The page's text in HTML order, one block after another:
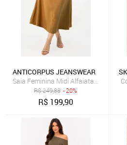
ANTICORPUS JEANSWEAR
Saia Feminina Midi Alfaiataria
R$249,88 - 20%
R$ 199,90